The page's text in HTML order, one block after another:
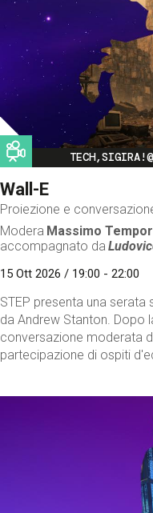
Image
Wall-E
Proiezione e
Modera Massimo
accompagnato da
15 Ott 2026 / 19:00 - 22:00
STEP presenta una serata
da Andrew Stanton. Dopo
conversazione moderata
partecipazione di ospiti